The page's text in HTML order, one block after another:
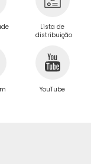
Lista de
distribuição
YouTube